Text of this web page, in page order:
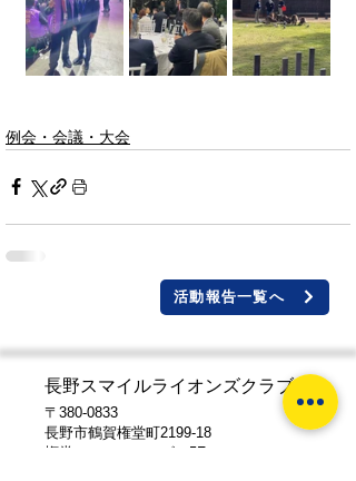
例会・会議・大会
活動報告一覧へ
長野スマイルライオンズクラブ
〒380-0833
長野市鶴賀権堂町2199-18
権堂ステーションビル5F